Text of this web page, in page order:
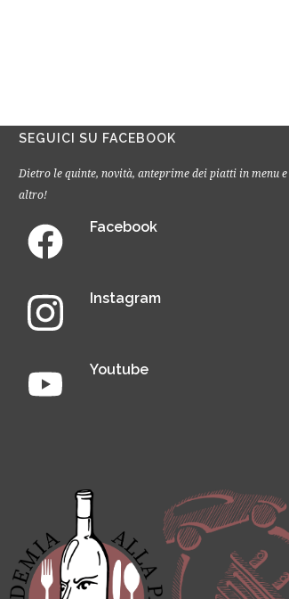
SEGUICI SU FACEBOOK
Dietro le quinte, novità, anteprime dei piatti in menu
altro!
Facebook
Instagram
Youtube